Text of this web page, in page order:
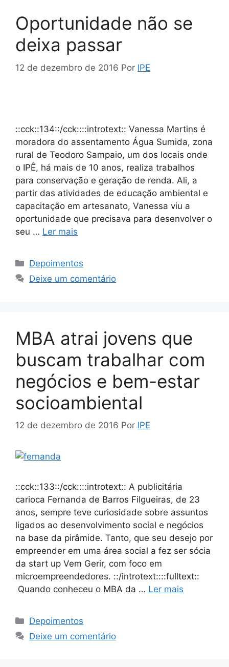
Oportunidade não se
deixa passar
12 de dezembro de 2016 Por IPE
::cck::134::/cck::::introtext:: Vanessa Martins é
moradora do assentamento Água Sumida, zona
rural de Teodoro Sampaio, um dos locais onde
o IPÊ, há mais de 10 anos, realiza trabalhos
para conservação e geração de renda. Ali, a
partir das atividades de educação ambiental e
capacitação em artesanato, Vanessa viu a
oportunidade que precisava para desenvolver o
seu … Ler mais
Depoimentos
Deixe um comentário
MBA atrai jovens que
buscam trabalhar com
negócios e bem-estar
socioambiental
12 de dezembro de 2016 Por IPE
::cck::133::/cck::::introtext:: A publicitária
carioca Fernanda de Barros Filgueiras, de 23
anos, sempre teve curiosidade sobre assuntos
ligados ao desenvolvimento social e negócios
na base da pirâmide. Tanto, que seu desejo por
empreender em uma área social a fez ser sócia
da start up Vem Gerir, com foco em
microempreendedores. ::/introtext::::fulltext::
Quando conheceu o MBA da … Ler mais
Depoimentos
Deixe um comentário